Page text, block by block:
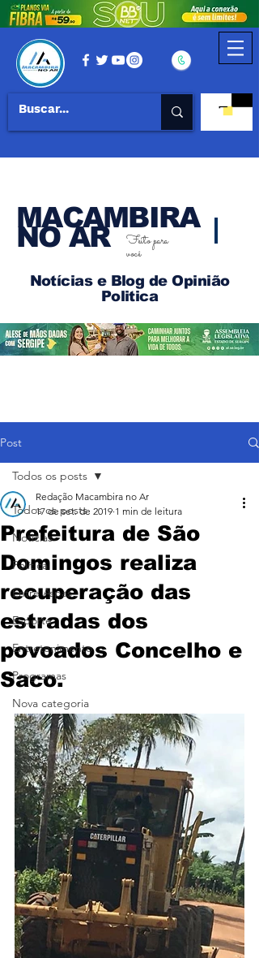
MACAMBIRA
NO AR
Feito para
você
Notícias e Blog de Opinião
Politica
Post
Todos os posts
Notícias
Política
Entre Aspas
Esporte
Entretenimento
Programas
Nova categoria
Todos os posts
Prefeitura de São
Domingos realiza
recuperação das
estradas dos
povoados Concelho e
Saco.
Redação Macambira no Ar
17 de set. de 2019 1 min de leitura